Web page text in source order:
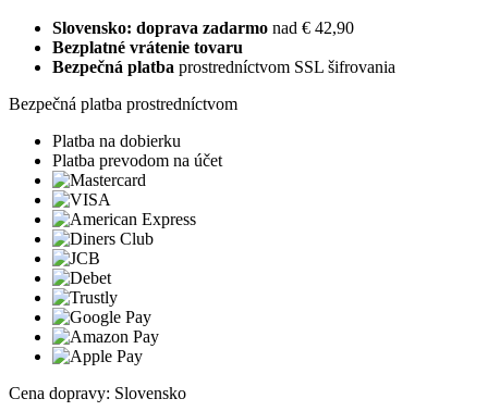
Slovensko: doprava zadarmo nad € 42,90
Bezplatné vrátenie tovaru
Bezpečná platba prostredníctvom SSL šifrovania
Bezpečná platba prostredníctvom
Platba na dobierku
Platba prevodom na účet
Cena dopravy: Slovensko